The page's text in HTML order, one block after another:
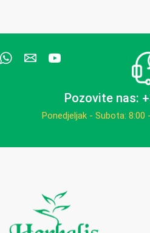
Pozovite nas:
Ponedjeljak - Subota: 8:00